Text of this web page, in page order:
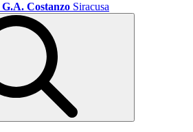
G.A. Costanzo Siracusa